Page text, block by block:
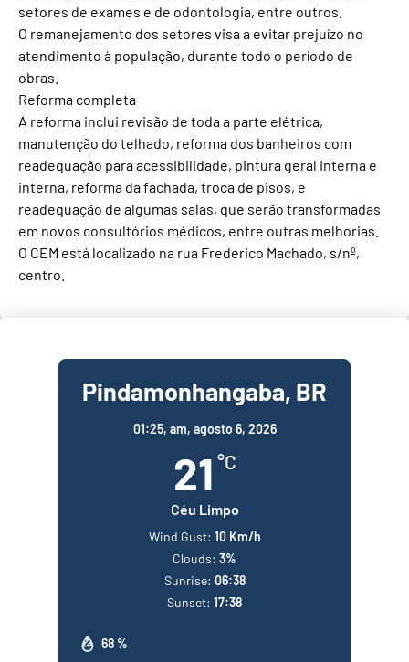
setores de exames e de odontologia, entre outros.
O remanejamento dos setores visa a evitar prejuízo no
atendimento à população, durante todo o período de
obras.
Reforma completa
A reforma inclui revisão de toda a parte elétrica,
manutenção do telhado, reforma dos banheiros com
readequação para acessibilidade, pintura geral interna e
interna, reforma da fachada, troca de pisos, e
readequação de algumas salas, que serão transformadas
em novos consultórios médicos, entre outras melhorias.
O CEM está localizado na rua Frederico Machado, s/nº,
centro.
Pindamonhangaba, BR
01:25, am, agosto 6, 2026
21 °C
Céu Limpo
68 %
Wind Gust: 10 Km/h
Clouds: 3%
Sunrise: 06:38
Sunset: 17:38